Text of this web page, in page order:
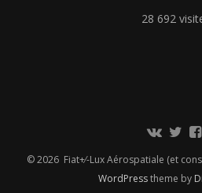
28 692
© 2026 Fiat+⁄-Lux Aérospatiale (et
WordPresstheme by